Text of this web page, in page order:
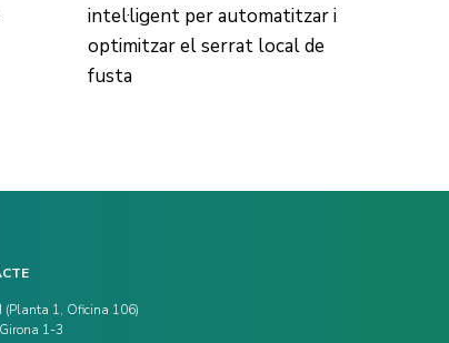
intel·ligent per automatitzar i
optimitzar el serrat local de
fusta
(Planta 1, Oficina 106)
1-3